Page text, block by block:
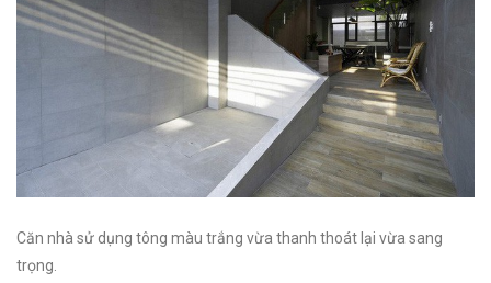
Căn nhà sử dụng tông màu trắng vừa thanh thoát lại vừa sang
trọng.